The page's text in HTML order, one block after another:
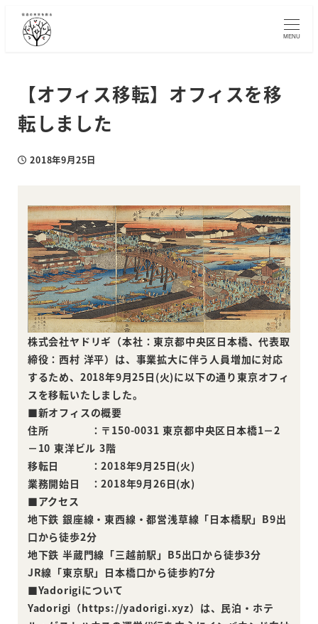
MENU
【オフィス移転】オフィスを移
転しました
投稿日
2018年9月25日
株式会社ヤドリギ（本社：東京都中央区日本橋、代表取
締役：西村 洋平）は、事業拡大に伴う人員増加に対応
するため、2018年9月25日(火)に以下の通り東京オフィ
スを移転いたしました。
■新オフィスの概要
住所 ：〒150-0031 東京都中央区日本橋1－2
－10 東洋ビル 3階
移転日 ：2018年9月25日(火)
業務開始日 ：2018年9月26日(水)
■アクセス
地下鉄 銀座線・東西線・都営浅草線「日本橋駅」B9出
口から徒歩2分
地下鉄 半蔵門線「三越前駅」B5出口から徒歩3分
JR線「東京駅」日本橋口から徒歩約7分
■Yadorigiについて
Yadorigi（https://yadorigi.xyz）は、民泊・ホテ